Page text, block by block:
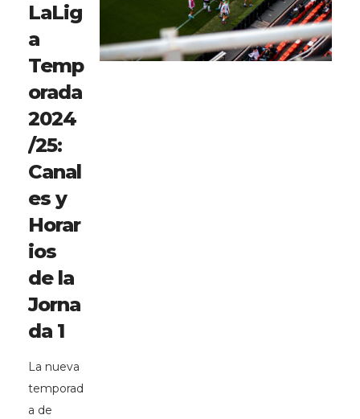
LaLig
a
Temp
orada
2024
/25:
Canal
es y
Horar
ios
de la
Jorna
da 1
La nueva
temporad
a de